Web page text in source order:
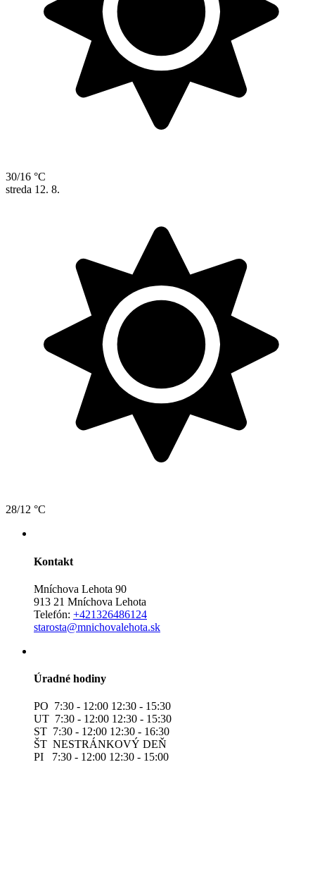
30/16 °C
streda 12. 8.
28/12 °C
Kontakt
Mníchova Lehota 90
913 21 Mníchova Lehota
Telefón: +421326486124
starosta@mnichovalehota.sk
Úradné hodiny
PO 7:30 - 12:00 12:30 - 15:30
UT 7:30 - 12:00 12:30 - 15:30
ST 7:30 - 12:00 12:30 - 16:30
ŠT NESTRÁNKOVÝ DEŇ
PI 7:30 - 12:00 12:30 - 15:00